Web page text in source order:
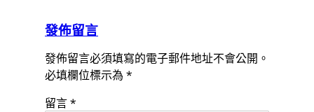
發佈留言
發佈留言必須填寫的電子郵件地址不會公開。
必填欄位標示為 *
留言 *